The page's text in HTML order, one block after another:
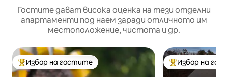
Гостите дават висока оценка на тези отделни
апартаменти под наем заради отличното им
местоположение, чистота и др.
Най-популярен избор на гостите
Избор на гостите Най-популярен
Избор на